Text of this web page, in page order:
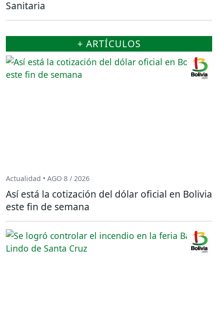
Sanitaria
+ ARTÍCULOS
Actualidad • AGO 8 / 2026
Así está la cotización del dólar oficial en Bolivia
este fin de semana